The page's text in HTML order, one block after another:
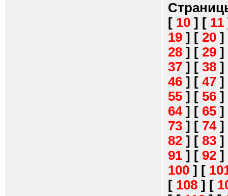
[ 10 ] [ 11
19 ] [ 20 ]
28 ] [ 29 ]
37 ] [ 38 ]
46 ] [ 47 ]
55 ] [ 56 ]
64] [ 65 ]
73 ] [ 74]
82 ] [ 83 ]
91 ] [ 92 ]
100 ] [
[ 108 ] [